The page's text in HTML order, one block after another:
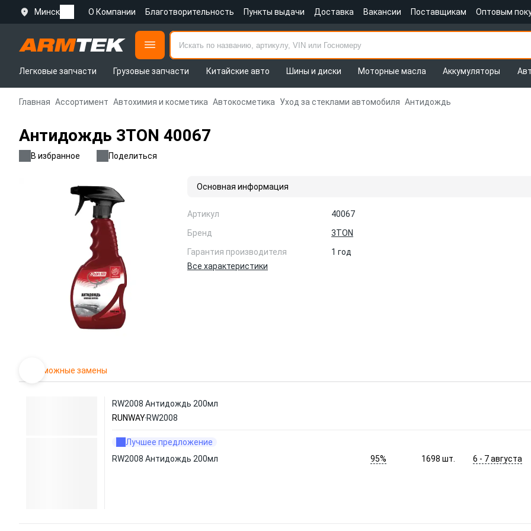
Минск О Компании Благотворительность Пункты выдачи Доставка Вакансии Поставщикам Оптовым
Легковые запчасти
Грузовые запчасти Китайские авто Шины и диски Моторные масла Аккумуляторы
Главная Ассортимент Автохимия и косметика Автокосметика Уход за стеклами автомобиля Антидождь
Антидождь 3TON 40067
В избранное Поделиться
Основная информация
Артикул
40067
Бренд
3TON
Гарантия производителя
1 год
Все характеристики
Возможные замены
RW2008 Антидождь 200мл
RUNWAY RW2008
Лучшее предложение
RW2008 Антидождь 200мл
95% 1698шт. 6 - 7 августа